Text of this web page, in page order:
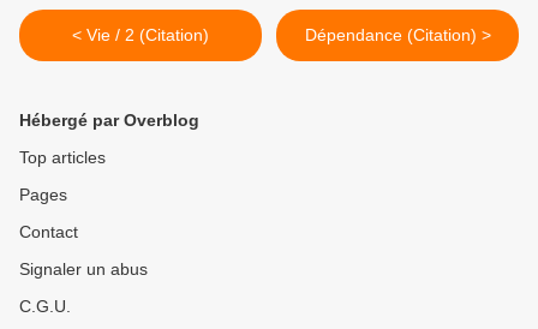
< Vie / 2 (Citation) Dépendance (Citation) >
Hébergé par Overblog
Top articles
Pages
Contact
Signaler un abus
C.G.U.